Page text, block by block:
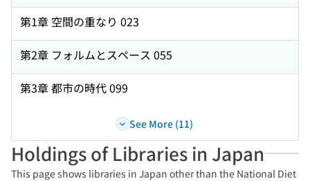
第1章 空間の重なり 023
第2章 フォルムとスペース 055
第3章 都市の時代 099
See More (11)
Holdings of Libraries in Japan
This page shows libraries in Japan other than the National Diet